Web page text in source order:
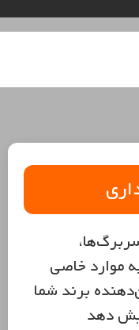
موارد خاصی
برند شما
دهد